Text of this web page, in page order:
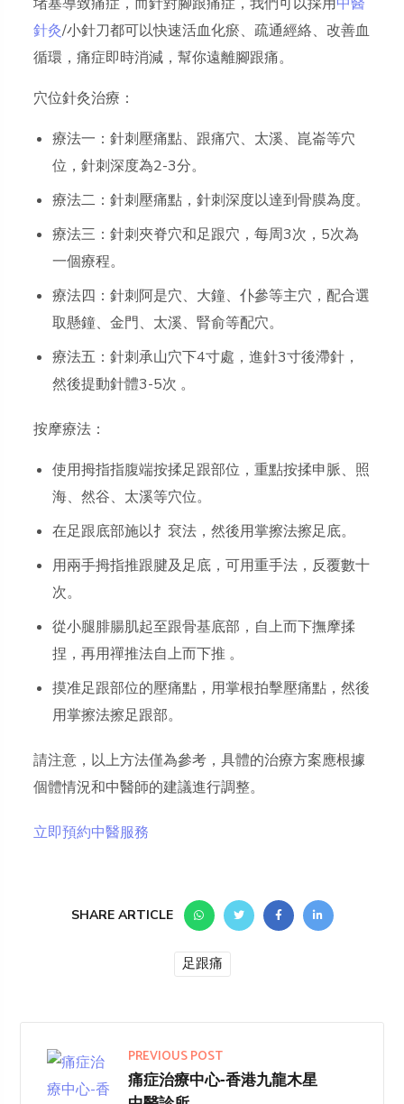
針灸/小針刀都可以快速活血化瘀、疏通經絡、改善血
循環，痛症即時消減，幫你遠離腳跟痛。
穴位針灸治療：
療法一：針刺壓痛點、跟痛穴、太溪、崑崙等穴
位，針刺深度為2-3分。
療法二：針刺壓痛點，針刺深度以達到骨膜為度。
療法三：針刺夾脊穴和足跟穴，每周3次，5次為
一個療程。
療法四：針刺阿是穴、大鐘、仆參等主穴，配合選
取懸鐘、金門、太溪、腎俞等配穴。
療法五：針刺承山穴下4寸處，進針3寸後滯針，
然後提動針體3-5次 。
按摩療法：
使用拇指指腹端按揉足跟部位，重點按揉申脈、照
海、然谷、太溪等穴位。
在足跟底部施以扌袞法，然後用掌擦法擦足底。
用兩手拇指推跟腱及足底，可用重手法，反覆數十
次。
從小腿腓腸肌起至跟骨基底部，自上而下撫摩揉
捏，再用禪推法自上而下推 。
摸准足跟部位的壓痛點，用掌根拍擊壓痛點，然後
用掌擦法擦足跟部。
請注意，以上方法僅為參考，具體的治療方案應根據
個體情況和中醫師的建議進行調整。
立即預約中醫服務
SHARE ARTICLE
足跟痛
PREVIOUS POST
痛症治療中心-香港九龍木星